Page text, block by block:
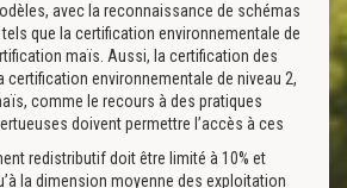
avec la reconnaissance de schémas
que la certification environnementale de
maïs. Aussi, la certification des
certification environnementale de niveau 2,
comme le recours à des pratiques
doivent permettre l’accès à ces
redistributif doit être limité à 10% et
la dimension moyenne des exploitation